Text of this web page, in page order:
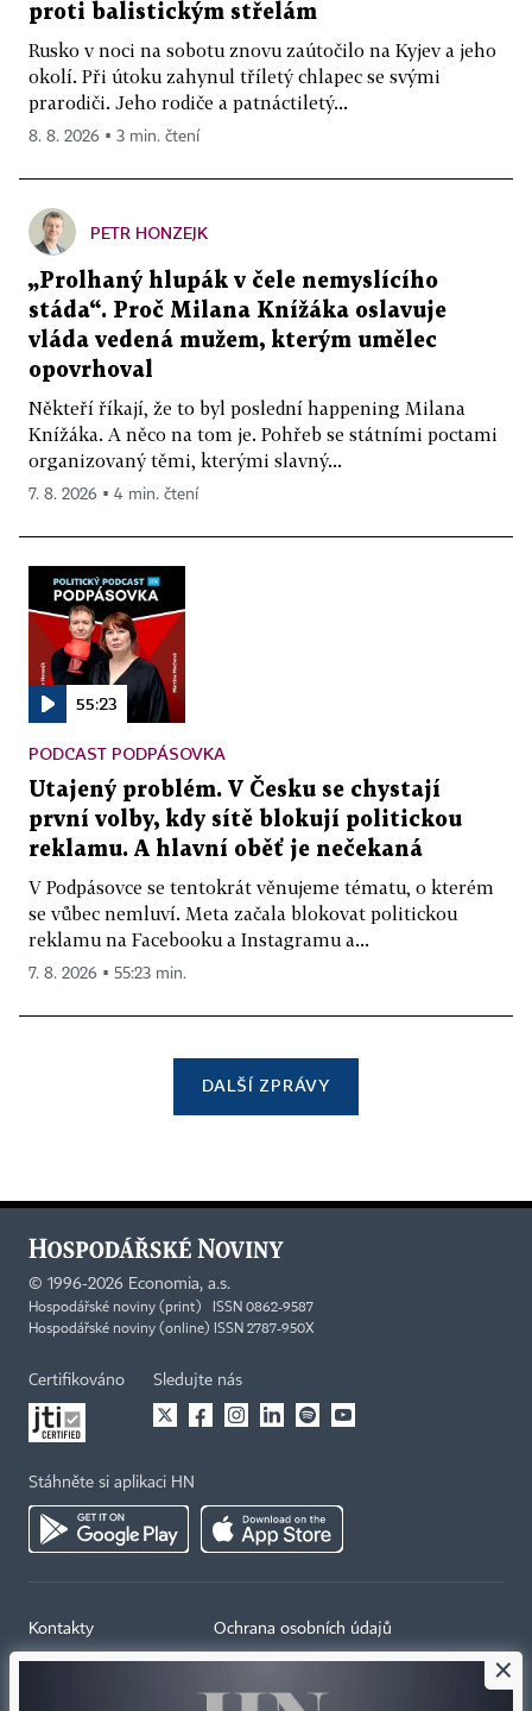
proti balistickým střelám
Rusko v noci na sobotu znovu zaútočilo na Kyjev a jeho
okolí. Při útoku zahynul tříletý chlapec se svými
prarodiči. Jeho rodiče a patnáctiletý...
8. 8. 2026 ▪ 3 min. čtení
PETR HONZEJK
„Prolhaný hlupák v čele nemyslícího
stáda“. Proč Milana Knížáka oslavuje
vláda vedená mužem, kterým umělec
opovrhoval
Někteří říkají, že to byl poslední happening Milana
Knížáka. A něco na tom je. Pohřeb se státními poctami
organizovaný těmi, kterými slavný...
7. 8. 2026 ▪ 4 min. čtení
55:23
PODCAST PODPÁSOVKA
Utajený problém. V Česku se chystají
první volby, kdy sítě blokují politickou
reklamu. A hlavní oběť je nečekaná
V Podpásovce se tentokrát věnujeme tématu, o kterém
se vůbec nemluví. Meta začala blokovat politickou
reklamu na Facebooku a Instagramu a...
7. 8. 2026 ▪ 55:23 min.
DALŠÍ ZPRÁVY
© 1996-2026 Economia, a.s.
Hospodářské noviny (print) ISSN 0862-9587
Hospodářské noviny (online) ISSN 2787-950X
Certifikováno Sledujte nás
Stáhněte si aplikaci HN
Kontakty
Tiráž redakce HN
Ochrana osobních údajů
Prohlášení o cookies
Nastavení soukromí
×